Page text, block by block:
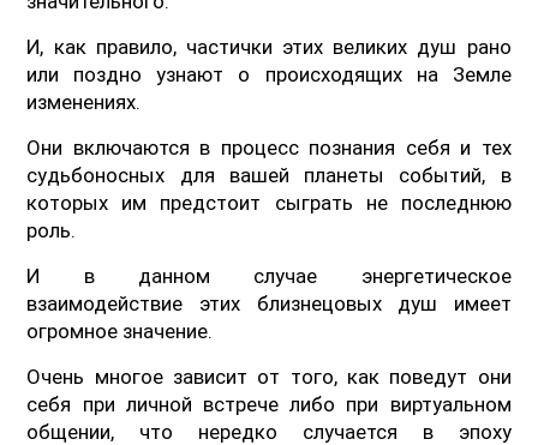
И, как правило, частички этих великих душ рано
или поздно узнают о происходящих на Земле
изменениях.
Они включаются в процесс познания себя и тех
судьбоносных для вашей планеты событий, в
которых им предстоит сыграть не последнюю
роль.
И в данном случае энергетическое
взаимодействие этих близнецовых душ имеет
огромное значение.
Очень многое зависит от того, как поведут они
себя при личной встрече либо при виртуальном
общении, что нередко случается в эпоху